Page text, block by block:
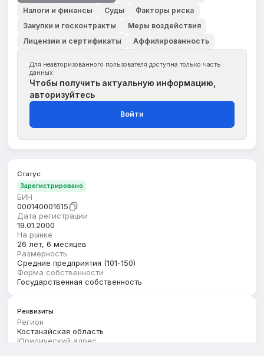
Налоги и финансы
Суды
Факторы риска
Закупки и госконтракты
Меры воздействия
Лицензии и сертификаты
Аффилированность
Для неавторизованного пользователя доступна только часть
данных
Чтобы получить актуальную информацию,
авторизуйтесь
Войти
Статус
Зарегистрировано
БИН
000140001615
Дата регистрации
19.01.2000
На рынке
26 лет, 6 месяцев
Размерность
Средние предприятия (101-150)
Форма собственности
Государственная собственность
Реквизиты
Регион
Костанайская область
Юридический адрес